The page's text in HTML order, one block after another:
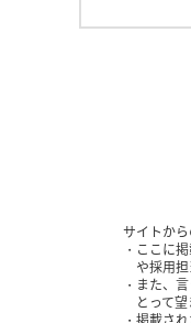
サイトか
ここに
や採用
また、
とって